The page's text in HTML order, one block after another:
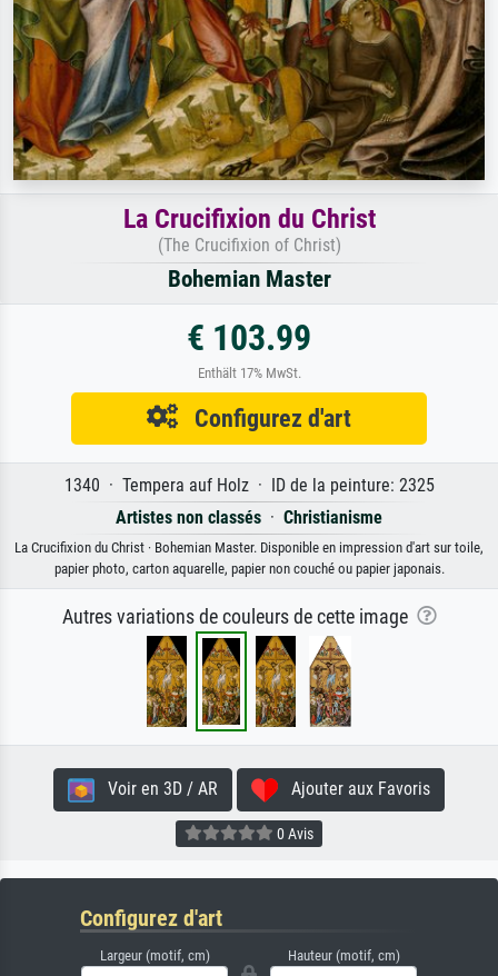
La Crucifixion du Christ
(The Crucifixion of Christ)
Bohemian Master
€ 103.99
Enthält 17% MwSt.
Configurez d'art
1340 · Tempera auf Holz · ID de la peinture: 2325
Artistes non classés · Christianisme
La Crucifixion du Christ · Bohemian Master. Disponible en impression d'art sur toile,
papier photo, carton aquarelle, papier non couché ou papier japonais.
Autres variations de couleurs de cette image
Voir en 3D / AR Ajouter aux Favoris
0 Avis
Configurez d'art
Largeur (motif, cm) Hauteur (motif, cm)